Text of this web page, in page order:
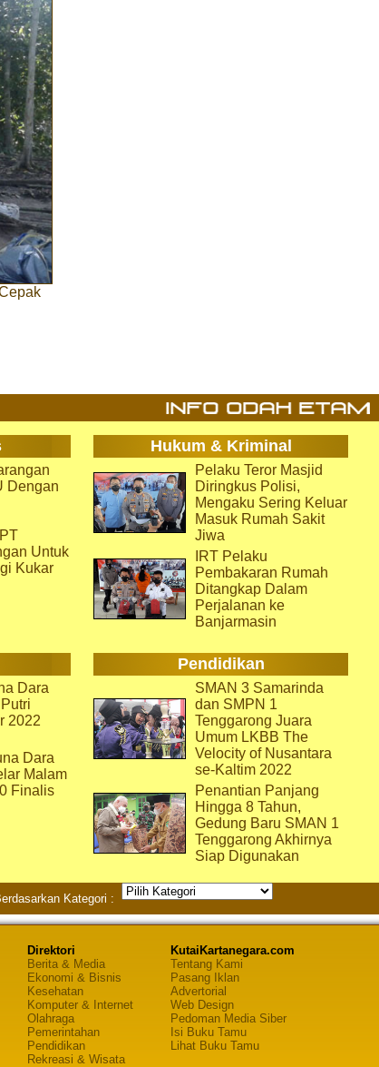
Hukum & Kriminal
Dengan
Untuk
Kukar
Pelaku Teror Masjid
Diringkus Polisi,
Mengaku Sering Keluar
Masuk Rumah Sakit
Jiwa
IRT Pelaku
Pembakaran Rumah
Ditangkap Dalam
Perjalanan ke
Banjarmasin
Pendidikan
Dara
2022
Dara
Malam
Finalis
SMAN 3 Samarinda
dan SMPN 1
Tenggarong Juara
Umum LKBB The
Velocity of Nusantara
se-Kaltim 2022
Penantian Panjang
Hingga 8 Tahun,
Gedung Baru SMAN 1
Tenggarong Akhirnya
Siap Digunakan
Kategori :
Direktori
Berita & Media
Ekonomi & Bisnis
Kesehatan
Komputer & Internet
Olahraga
Pemerintahan
Pendidikan
Rekreasi & Wisata
KutaiKartanegara.com
Tentang Kami
Pasang Iklan
Advertorial
Web Design
Pedoman Media Siber
Isi Buku Tamu
Lihat Buku Tamu